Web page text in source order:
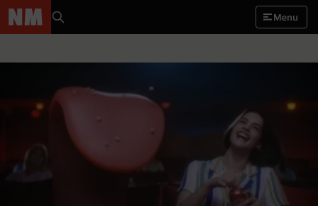
Menu